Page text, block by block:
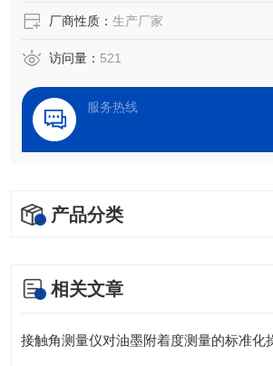
厂商性质： 生产厂家
访问量： 521
服务热线
产品分类
相关文章
接触角测量仪对油墨附着度测量的标准化